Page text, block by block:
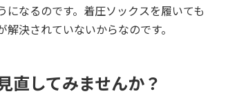
なるのです。着圧ソックスを履いても
決されていないからなのです。
直してみませんか？